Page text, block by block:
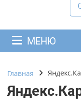
МЕНЮ
Главная